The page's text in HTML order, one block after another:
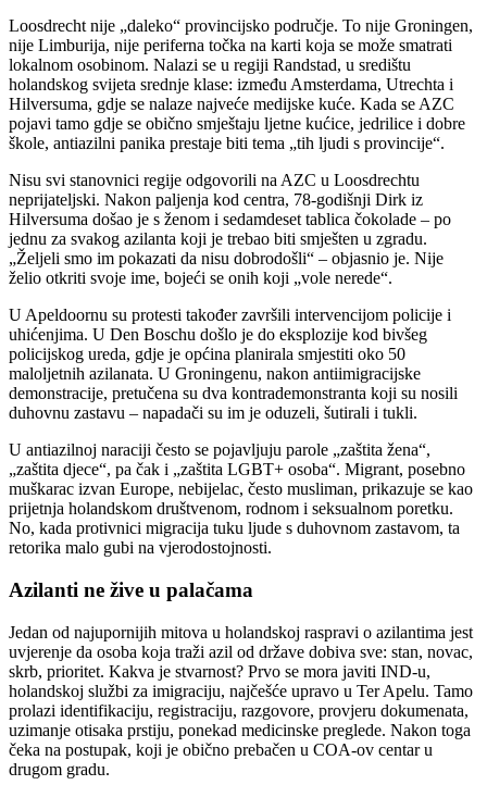
Loosdrecht nije „daleko“ provincijsko područje. To nije Groningen,
nije Limburija, nije periferna točka na karti koja se može smatrati
lokalnom osobinom. Nalazi se u regiji Randstad, u središtu
holandskog svijeta srednje klase: između Amsterdama, Utrechta i
Hilversuma, gdje se nalaze najveće medijske kuće. Kada se AZC
pojavi tamo gdje se obično smještaju ljetne kućice, jedrilice i dobre
škole, antiazilni panika prestaje biti tema „tih ljudi s provincije“.
Nisu svi stanovnici regije odgovorili na AZC u Loosdrechtu
neprijateljski. Nakon paljenja kod centra, 78-godišnji Dirk iz
Hilversuma došao je s ženom i sedamdeset tablica čokolade – po
jednu za svakog azilanta koji je trebao biti smješten u zgradu.
„Željeli smo im pokazati da nisu dobrodošli“ – objasnio je. Nije
želio otkriti svoje ime, bojeći se onih koji „vole nerede“.
U Apeldoornu su protesti također završili intervencijom policije i
uhićenjima. U Den Boschu došlo je do eksplozije kod bivšeg
policijskog ureda, gdje je općina planirala smjestiti oko 50
maloljetnih azilanata. U Groningenu, nakon antiimigracijske
demonstracije, pretučena su dva kontrademonstranta koji su nosili
duhovnu zastavu – napadači su im je oduzeli, šutirali i tukli.
U antiazilnoj naraciji često se pojavljuju parole „zaštita žena“,
„zaštita djece“, pa čak i „zaštita LGBT+ osoba“. Migrant, posebno
muškarac izvan Europe, nebijelac, često musliman, prikazuje se kao
prijetnja holandskom društvenom, rodnom i seksualnom poretku.
No, kada protivnici migracija tuku ljude s duhovnom zastavom, ta
retorika malo gubi na vjerodostojnosti.
Azilanti ne žive u palačama
Jedan od najupornijih mitova u holandskoj raspravi o azilantima jest
uvjerenje da osoba koja traži azil od države dobiva sve: stan, novac,
skrb, prioritet. Kakva je stvarnost? Prvo se mora javiti IND-u,
holandskoj službi za imigraciju, najčešće upravo u Ter Apelu. Tamo
prolazi identifikaciju, registraciju, razgovore, provjeru dokumenata,
uzimanje otisaka prstiju, ponekad medicinske preglede. Nakon toga
čeka na postupak, koji je obično prebačen u COA-ov centar u
drugom gradu.